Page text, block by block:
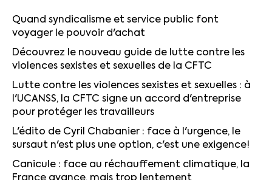
Quand syndicalisme et service public font
voyager le pouvoir d'achat
Découvrez le nouveau guide de lutte contre les
violences sexistes et sexuelles de la CFTC
Lutte contre les violences sexistes et sexuelles : à
l'UCANSS, la CFTC signe un accord d'entreprise
pour protéger les travailleurs
L'édito de Cyril Chabanier : face à l'urgence, le
sursaut n'est plus une option, c'est une exigence!
Canicule : face au réchauffement climatique, la